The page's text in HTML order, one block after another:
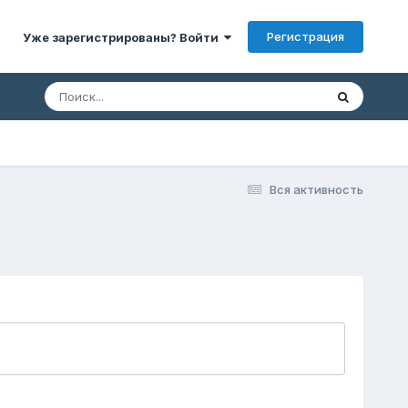
Уже зарегистрированы? Войти Регистрация
Вся активность